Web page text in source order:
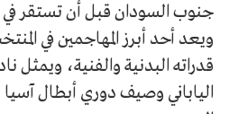
جنوب السودان قبل أن تستقر في
ويعد أحد أبرز المهاجمين في
قدراته البدنية والفنية، ويمثل
الياباني وصيف دوري أبطال آسيا